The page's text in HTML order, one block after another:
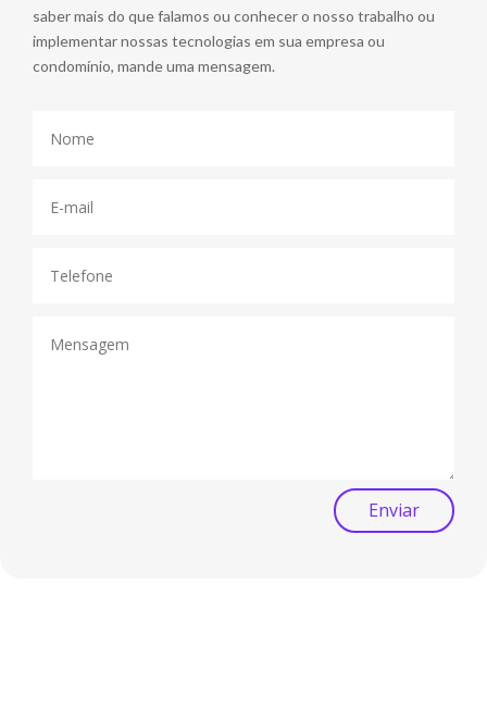
saber mais do que falamos ou conhecer o nosso trabalho ou
implementar nossas tecnologias em sua empresa ou
condomínio, mande uma mensagem.
Enviar